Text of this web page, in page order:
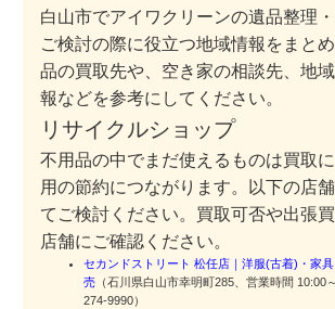
白山市でアイワクリーンの遺品整理
ご検討の際に役立つ地域情報をまと
品の買取先や、空き家の相談先、地
報などを参考にしてください。
リサイクルショップ
不用品の中でまだ使えるものは買取
用の節約につながります。以下の店
てご検討ください。買取可否や出張
店舗にご確認ください。
セカンドストリート 松任店｜洋服(古着)・家
売 （石川県白山市幸明町285、営業時間 10:00
274-9990）